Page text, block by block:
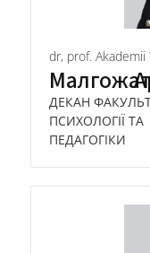
dr, prof. Akademii
ДЕКАН
ПСИХОЛОГІЇ ТА
ПЕДАГОГІКИ